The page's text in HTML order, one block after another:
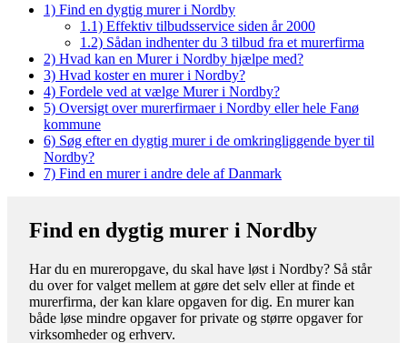
1) Find en dygtig murer i Nordby
1.1) Effektiv tilbudsservice siden år 2000
1.2) Sådan indhenter du 3 tilbud fra et murerfirma
2) Hvad kan en Murer i Nordby hjælpe med?
3) Hvad koster en murer i Nordby?
4) Fordele ved at vælge Murer i Nordby?
5) Oversigt over murerfirmaer i Nordby eller hele Fanø
kommune
6) Søg efter en dygtig murer i de omkringliggende byer til
Nordby?
7) Find en murer i andre dele af Danmark
Find en dygtig murer i Nordby
Har du en mureropgave, du skal have løst i Nordby? Så står
du over for valget mellem at gøre det selv eller at finde et
murerfirma, der kan klare opgaven for dig. En murer kan
både løse mindre opgaver for private og større opgaver for
virksomheder og erhverv.